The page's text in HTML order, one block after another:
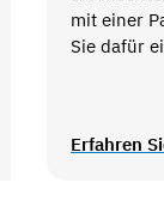
mit einer
Sie dafür
Erfahren